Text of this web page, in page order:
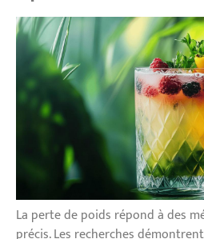
La perte de poids répond à des
précis. Les recherches